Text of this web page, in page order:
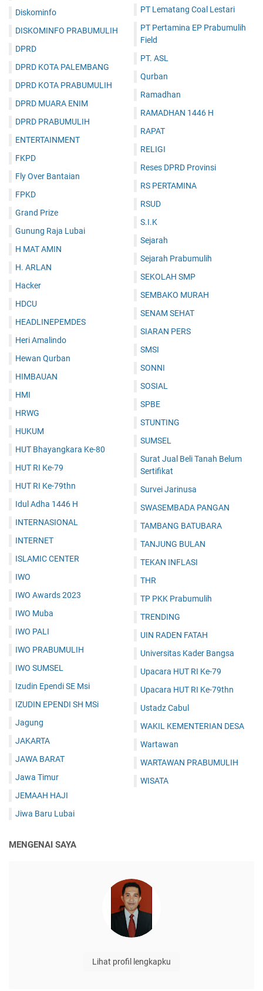
Diskominfo
DISKOMINFO PRABUMULIH
DPRD
DPRD KOTA PALEMBANG
DPRD KOTA PRABUMULIH
DPRD MUARA ENIM
DPRD PRABUMULIH
ENTERTAINMENT
FKPD
Fly Over Bantaian
FPKD
Grand Prize
Gunung Raja Lubai
H MAT AMIN
H. ARLAN
Hacker
HDCU
HEADLINEPEMDES
Heri Amalindo
Hewan Qurban
HIMBAUAN
HMI
HRWG
HUKUM
HUT Bhayangkara Ke-80
HUT RI Ke-79
HUT RI Ke-79thn
Idul Adha 1446 H
INTERNASIONAL
INTERNET
ISLAMIC CENTER
IWO
IWO Awards 2023
IWO Muba
IWO PALI
IWO PRABUMULIH
IWO SUMSEL
Izudin Ependi SE Msi
IZUDIN EPENDI SH MSi
Jagung
JAKARTA
JAWA BARAT
Jawa Timur
JEMAAH HAJI
Jiwa Baru Lubai
PT Lematang Coal Lestari
PT Pertamina EP Prabumulih
Field
PT. ASL
Qurban
Ramadhan
RAMADHAN 1446 H
RAPAT
RELIGI
Reses DPRD Provinsi
RS PERTAMINA
RSUD
S.I.K
Sejarah
Sejarah Prabumulih
SEKOLAH SMP
SEMBAKO MURAH
SENAM SEHAT
SIARAN PERS
SMSI
SONNI
SOSIAL
SPBE
STUNTING
SUMSEL
Surat Jual Beli Tanah Belum
Sertifikat
Survei Jarinusa
SWASEMBADA PANGAN
TAMBANG BATUBARA
TANJUNG BULAN
TEKAN INFLASI
THR
TP PKK Prabumulih
TRENDING
UIN RADEN FATAH
Universitas Kader Bangsa
Upacara HUT RI Ke-79
Upacara HUT RI Ke-79thn
Ustadz Cabul
WAKIL KEMENTERIAN DESA
Wartawan
WARTAWAN PRABUMULIH
WISATA
MENGENAI SAYA
Lihat profil lengkapku